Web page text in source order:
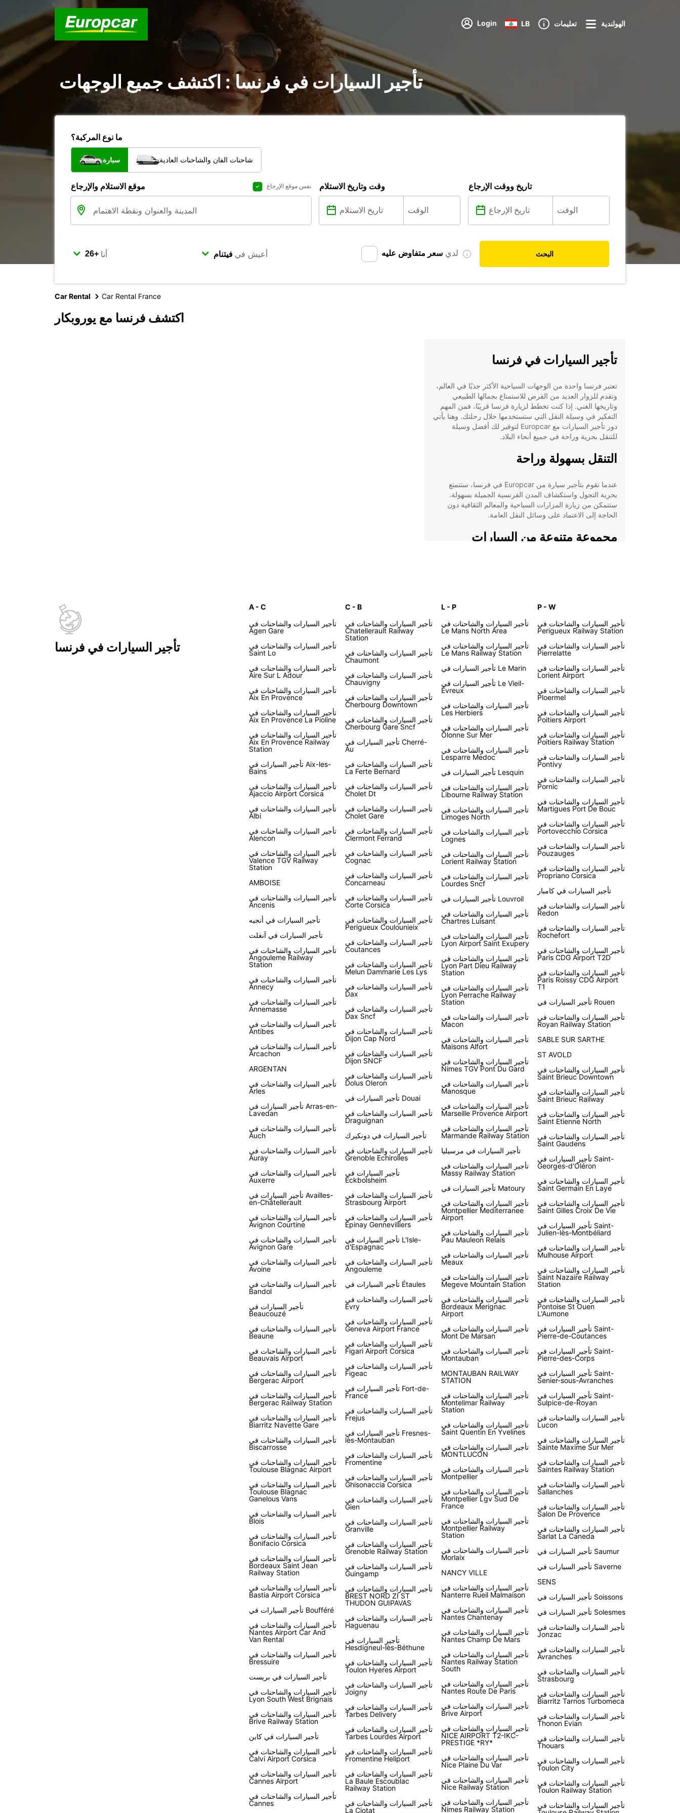
Login LB تعليمات الهولندية
تأجير السيارات في فرنسا : اكتشف جميع الوجهات
ما نوع المركبة؟
سيارة شاحنات الفان والشاحنات العادية
موقع الاستلام والإرجاع نفس موقع الإرجاع وقت وتاريخ الاستلام تاريخ ووقت الإرجاع
أنا أعيش في لدي سعر متفاوض عليه البحث
Car Rental Car Rental France
اكتشف فرنسا مع يوروبكار
تأجير السيارات في فرنسا
تعتبر فرنسا واحدة من الوجهات السياحية الأكثر جذبًا في العالم،
وتقدم للزوار العديد من الفرص للاستمتاع بجمالها الطبيعي
وتاريخها الغني. إذا كنت تخطط لزيارة فرنسا قريبًا، فمن المهم
التفكير في وسيلة النقل التي ستستخدمها خلال رحلتك. وهنا يأتي
دور تأجير السيارات مع Europcar لتوفير لك أفضل وسيلة
للتنقل بحرية وراحة في جميع أنحاء البلاد.
التنقل بسهولة وراحة
عندما تقوم بتأجير سيارة من Europcar في فرنسا، ستتمتع
بحرية التجول واستكشاف المدن الفرنسية الجميلة بسهولة.
ستتمكن من زيارة المزارات السياحية والمعالم الثقافية دون
الحاجة إلى الاعتماد على وسائل النقل العامة.
مجموعة متنوعة من السيارات
خدمات تأجير مريحة
بالإضافة إلى توفير سيارات عالية الجودة، تقدم Europcar
خدمات تأجير مريحة تشمل تسليم السيارة إلى موقعك المحدد
اختيار Europcar لرحلتك في فرنسا
باختصار، تأجير سيارة من Europcar في فرنسا يوفر لك التحرر
والراحة لاستكشاف هذا البلد الرائع بأسلوبك الخاص. احجز
سيارتك اليوم واستمتع بتجربة سفر لا تنسى في فرنسا.
تأجير السيارات في فرنسا
A - C
تأجير السيارات والشاحنات في
Agen Gare
تأجير السيارات والشاحنات في
Saint Lo
تأجير السيارات والشاحنات في
Aire Sur L Adour
تأجير السيارات والشاحنات في
Aix En Provence
تأجير السيارات والشاحنات في
Aix En Provence La Pioline
تأجير السيارات والشاحنات في
Aix En Provence Railway
Station
تأجير السيارات في Aix-les-
Bains
تأجير السيارات والشاحنات في
Ajaccio Airport Corsica
تأجير السيارات والشاحنات في
Albi
تأجير السيارات والشاحنات في
Alencon
تأجير السيارات والشاحنات في
Valence TGV Railway
Station
AMBOISE
تأجير السيارات والشاحنات في
Ancenis
تأجير السيارات في أنجيه
تأجير السيارات في آنغلت
تأجير السيارات والشاحنات في
Angouleme Railway
Station
تأجير السيارات والشاحنات في
Annecy
تأجير السيارات والشاحنات في
Annemasse
تأجير السيارات والشاحنات في
Antibes
تأجير السيارات والشاحنات في
Arcachon
ARGENTAN
تأجير السيارات والشاحنات في
Arles
تأجير السيارات في Arras-en-
Lavedan
تأجير السيارات والشاحنات في
Auch
تأجير السيارات والشاحنات في
Auray
تأجير السيارات والشاحنات في
Auxerre
تأجير السيارات في Availles-
en-Châtellerault
تأجير السيارات والشاحنات في
Avignon Courtine
تأجير السيارات والشاحنات في
Avignon Gare
تأجير السيارات والشاحنات في
Avoine
تأجير السيارات والشاحنات في
Bandol
تأجير السيارات في
Beaucouzé
تأجير السيارات والشاحنات في
Beaune
تأجير السيارات والشاحنات في
Beauvais Airport
تأجير السيارات والشاحنات في
Bergerac Airport
تأجير السيارات والشاحنات في
Bergerac Railway Station
تأجير السيارات والشاحنات في
Biarritz Navette Gare
تأجير السيارات والشاحنات في
Biscarrosse
تأجير السيارات والشاحنات في
Toulouse Blagnac Airport
تأجير السيارات والشاحنات في
Toulouse Blagnac
Ganelous Vans
تأجير السيارات والشاحنات في
Blois
تأجير السيارات والشاحنات في
Bonifacio Corsica
تأجير السيارات والشاحنات في
Bordeaux Saint Jean
Railway Station
تأجير السيارات والشاحنات في
Bastia Airport Corsica
تأجير السيارات في Boufféré
تأجير السيارات والشاحنات في
Nantes Airport Car And
Van Rental
تأجير السيارات والشاحنات في
Bressuire
تأجير السيارات في بريست
تأجير السيارات والشاحنات في
Lyon South West Brignais
تأجير السيارات والشاحنات في
Brive Railway Station
تأجير السيارات في كاين
تأجير السيارات والشاحنات في
Calvi Airport Corsica
تأجير السيارات والشاحنات في
Cannes Airport
تأجير السيارات والشاحنات في
Cannes
C - B
تأجير السيارات والشاحنات في
Chatellerault Railway
Station
تأجير السيارات والشاحنات في
Chaumont
تأجير السيارات والشاحنات في
Chauvigny
تأجير السيارات والشاحنات في
Cherbourg Downtown
تأجير السيارات والشاحنات في
Cherbourg Gare Sncf
تأجير السيارات في Cherré-
Au
تأجير السيارات والشاحنات في
La Ferte Bernard
تأجير السيارات والشاحنات في
Cholet Dt
تأجير السيارات والشاحنات في
Cholet Gare
تأجير السيارات والشاحنات في
Clermont Ferrand
تأجير السيارات والشاحنات في
Cognac
تأجير السيارات والشاحنات في
Concarneau
تأجير السيارات والشاحنات في
Corte Corsica
تأجير السيارات والشاحنات في
Perigueux Coulounieix
تأجير السيارات والشاحنات في
Coutances
تأجير السيارات والشاحنات في
Melun Dammarie Les Lys
تأجير السيارات والشاحنات في
Dax
تأجير السيارات والشاحنات في
Dax Sncf
تأجير السيارات والشاحنات في
Dijon Cap Nord
تأجير السيارات والشاحنات في
Dijon SNCF
تأجير السيارات والشاحنات في
Dolus Oleron
تأجير السيارات في Douai
تأجير السيارات والشاحنات في
Draguignan
تأجير السيارات في دونكيرك
تأجير السيارات والشاحنات في
Grenoble Echirolles
تأجير السيارات في
Eckbolsheim
تأجير السيارات والشاحنات في
Strasbourg Airport
تأجير السيارات والشاحنات في
Epinay Gennevilliers
تأجير السيارات في L'Isle-
d'Espagnac
تأجير السيارات والشاحنات في
Angouleme
تأجير السيارات في Étaules
تأجير السيارات والشاحنات في
Evry
تأجير السيارات والشاحنات في
Geneva Airport France
تأجير السيارات والشاحنات في
Figari Airport Corsica
تأجير السيارات والشاحنات في
Figeac
تأجير السيارات في Fort-de-
France
تأجير السيارات والشاحنات في
Frejus
تأجير السيارات في Fresnes-
lès-Montauban
تأجير السيارات والشاحنات في
Fromentine
تأجير السيارات والشاحنات في
Ghisonaccia Corsica
تأجير السيارات والشاحنات في
Gien
تأجير السيارات والشاحنات في
Granville
تأجير السيارات والشاحنات في
Grenoble Railway Station
تأجير السيارات والشاحنات في
Guingamp
تأجير السيارات والشاحنات في
BREST NORD ZI ST
THUDON GUIPAVAS
تأجير السيارات والشاحنات في
Haguenau
تأجير السيارات في
Hesdigneul-lès-Béthune
تأجير السيارات والشاحنات في
Toulon Hyeres Airport
تأجير السيارات والشاحنات في
Joigny
تأجير السيارات والشاحنات في
Tarbes Delivery
تأجير السيارات والشاحنات في
Tarbes Lourdes Airport
تأجير السيارات والشاحنات في
Fromentine Heliport
تأجير السيارات والشاحنات في
La Baule Escoublac
Railway Station
تأجير السيارات والشاحنات في
La Ciotat
L - P
تأجير السيارات والشاحنات في
Le Mans North Area
تأجير السيارات والشاحنات في
Le Mans Railway Station
تأجير السيارات في Le Marin
تأجير السيارات في Le Vieil-
Évreux
تأجير السيارات والشاحنات في
Les Herbiers
تأجير السيارات والشاحنات في
Olonne Sur Mer
تأجير السيارات والشاحنات في
Lesparre Medoc
تأجير السيارات في Lesquin
تأجير السيارات والشاحنات في
Libourne Railway Station
تأجير السيارات والشاحنات في
Limoges North
تأجير السيارات والشاحنات في
Lognes
تأجير السيارات والشاحنات في
Lorient Railway Station
تأجير السيارات والشاحنات في
Lourdes Sncf
تأجير السيارات في Louvroil
تأجير السيارات والشاحنات في
Chartres Luisant
تأجير السيارات والشاحنات في
Lyon Airport Saint Exupery
تأجير السيارات والشاحنات في
Lyon Part Dieu Railway
Station
تأجير السيارات والشاحنات في
Lyon Perrache Railway
Station
تأجير السيارات والشاحنات في
Macon
تأجير السيارات والشاحنات في
Maisons Alfort
تأجير السيارات والشاحنات في
Nimes TGV Pont Du Gard
تأجير السيارات والشاحنات في
Manosque
تأجير السيارات والشاحنات في
Marseille Provence Airport
تأجير السيارات والشاحنات في
Marmande Railway Station
تأجير السيارات في مرسيليا
تأجير السيارات والشاحنات في
Massy Railway Station
تأجير السيارات في Matoury
تأجير السيارات والشاحنات في
Montpellier Mediterranee
Airport
تأجير السيارات والشاحنات في
Pau Mauleon Relais
تأجير السيارات والشاحنات في
Meaux
تأجير السيارات والشاحنات في
Megeve Mountain Station
تأجير السيارات والشاحنات في
Bordeaux Merignac
Airport
تأجير السيارات والشاحنات في
Mont De Marsan
تأجير السيارات والشاحنات في
Montauban
MONTAUBAN RAILWAY
STATION
تأجير السيارات والشاحنات في
Montelimar Railway
Station
تأجير السيارات والشاحنات في
Saint Quentin En Yvelines
تأجير السيارات والشاحنات في
MONTLUCON
تأجير السيارات والشاحنات في
Montpellier
تأجير السيارات والشاحنات في
Montpellier Lgv Sud De
France
تأجير السيارات والشاحنات في
Montpellier Railway
Station
تأجير السيارات والشاحنات في
Morlaix
NANCY VILLE
تأجير السيارات والشاحنات في
Nanterre Rueil Malmaison
تأجير السيارات والشاحنات في
Nantes Chantenay
تأجير السيارات والشاحنات في
Nantes Champ De Mars
تأجير السيارات والشاحنات في
Nantes Railway Station
South
تأجير السيارات والشاحنات في
Nantes Route De Paris
تأجير السيارات والشاحنات في
Brive Airport
تأجير السيارات والشاحنات في
NICE AIRPORT T2-IKC-
PRESTIGE *RY*
تأجير السيارات والشاحنات في
Nice Plaine Du Var
تأجير السيارات والشاحنات في
Nice Railway Station
تأجير السيارات والشاحنات في
Nimes Railway Station
P - W
تأجير السيارات والشاحنات في
Perigueux Railway Station
تأجير السيارات والشاحنات في
Pierrelatte
تأجير السيارات والشاحنات في
Lorient Airport
تأجير السيارات والشاحنات في
Ploermel
تأجير السيارات والشاحنات في
Poitiers Airport
تأجير السيارات والشاحنات في
Poitiers Railway Station
تأجير السيارات والشاحنات في
Pontivy
تأجير السيارات والشاحنات في
Pornic
تأجير السيارات والشاحنات في
Martigues Port De Bouc
تأجير السيارات والشاحنات في
Portovecchio Corsica
تأجير السيارات والشاحنات في
Pouzauges
تأجير السيارات والشاحنات في
Propriano Corsica
تأجير السيارات في كامبار
تأجير السيارات والشاحنات في
Redon
تأجير السيارات والشاحنات في
Rochefort
تأجير السيارات والشاحنات في
Paris CDG Airport T2D
تأجير السيارات والشاحنات في
Paris Roissy CDG Airport
T1
تأجير السيارات في Rouen
تأجير السيارات والشاحنات في
Royan Railway Station
SABLE SUR SARTHE
ST AVOLD
تأجير السيارات والشاحنات في
Saint Brieuc Downtown
تأجير السيارات والشاحنات في
Saint Brieuc Railway
تأجير السيارات والشاحنات في
Saint Etienne North
تأجير السيارات والشاحنات في
Saint Gaudens
تأجير السيارات في Saint-
Georges-d'Oléron
تأجير السيارات والشاحنات في
Saint Germain En Laye
تأجير السيارات والشاحنات في
Saint Gilles Croix De Vie
تأجير السيارات في Saint-
Julien-lès-Montbéliard
تأجير السيارات والشاحنات في
Mulhouse Airport
تأجير السيارات والشاحنات في
Saint Nazaire Railway
Station
تأجير السيارات والشاحنات في
Pontoise St Ouen
L'Aumone
تأجير السيارات في Saint-
Pierre-de-Coutances
تأجير السيارات في Saint-
Pierre-des-Corps
تأجير السيارات في Saint-
Senier-sous-Avranches
تأجير السيارات في Saint-
Sulpice-de-Royan
تأجير السيارات والشاحنات في
Lucon
تأجير السيارات والشاحنات في
Sainte Maxime Sur Mer
تأجير السيارات والشاحنات في
Saintes Railway Station
تأجير السيارات والشاحنات في
Sallanches
تأجير السيارات والشاحنات في
Salon De Provence
تأجير السيارات والشاحنات في
Sarlat La Caneda
تأجير السيارات في Saumur
تأجير السيارات في Saverne
SENS
تأجير السيارات في Soissons
تأجير السيارات في Solesmes
تأجير السيارات والشاحنات في
Jonzac
تأجير السيارات والشاحنات في
Avranches
تأجير السيارات والشاحنات في
Strasbourg
تأجير السيارات والشاحنات في
Biarritz Tarnos Turbomeca
تأجير السيارات والشاحنات في
Thonon Evian
تأجير السيارات والشاحنات في
Thouars
تأجير السيارات والشاحنات في
Toulon City
تأجير السيارات والشاحنات في
Toulon Railway Station
تأجير السيارات والشاحنات في